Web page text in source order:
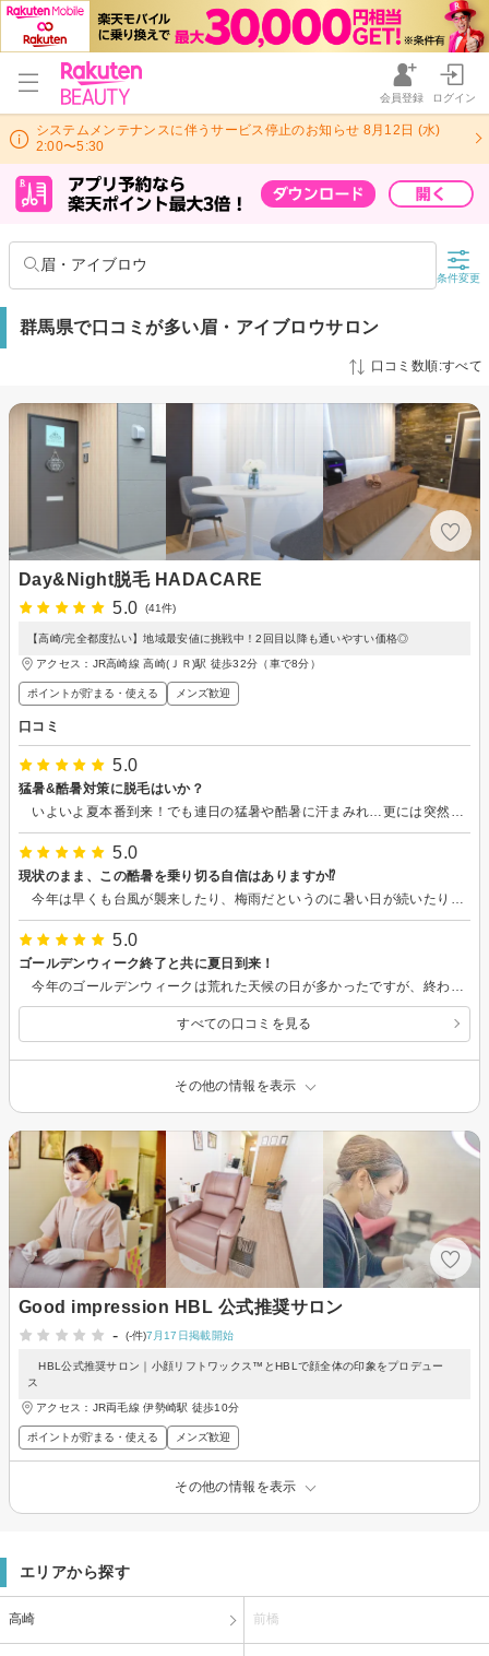
会員登録 ログイン
システムメンテナンスに伴うサービス停止のお知らせ 8月12日 (水)
2:00〜5:30
眉・アイブロウ
条件変更
群馬県で口コミが多い眉・アイブロウサロン
口コミ数順:すべて
Day&Night脱毛 HADACARE
5.0
(41件)
【高崎/完全都度払い】地域最安値に挑戦中！2回目以降も通いやすい価格◎
アクセス：JR高崎線 高崎(ＪＲ)駅 徒歩32分（車で8分）
ポイントが貯まる・使える メンズ歓迎
口コミ
5.0
猛暑&酷暑対策に脱毛はいか？
5.0
現状のまま、この酷暑を乗り切る自信はありますか⁉︎
5.0
ゴールデンウィーク終了と共に夏日到来！
すべての口コミを見る
その他の情報を表示
Good impression HBL 公式推奨サロン
-
(-件)7月17日掲載開始
HBL公式推奨サロン｜小顔リフトワックス™とHBLで顔全体の印象をプロデュー
ス
アクセス：JR両毛線 伊勢崎駅 徒歩10分
ポイントが貯まる・使える メンズ歓迎
その他の情報を表示
エリアから探す
高崎 前橋